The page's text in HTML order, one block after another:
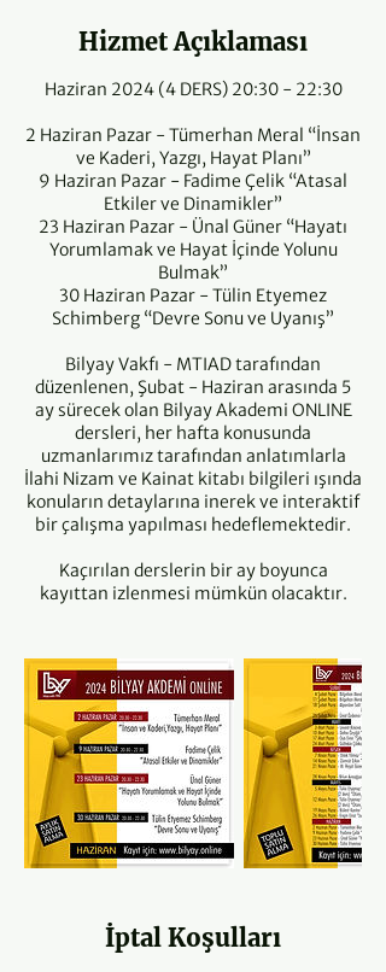
d
i
Hizmet Açıklaması
Haziran 2024 (4 DERS) 20:30 - 22:30
2 Haziran Pazar - Tümerhan Meral “İnsan
ve Kaderi, Yazgı, Hayat Planı”
9 Haziran Pazar - Fadime Çelik “Atasal
Etkiler ve Dinamikler”
23 Haziran Pazar - Ünal Güner “Hayatı
Yorumlamak ve Hayat İçinde Yolunu
Bulmak”
30 Haziran Pazar - Tülin Etyemez
Schimberg “Devre Sonu ve Uyanış”
Bilyay Vakfı - MTIAD tarafından
düzenlenen, Şubat - Haziran arasında 5
ay sürecek olan Bilyay Akademi ONLINE
dersleri, her hafta konusunda
uzmanlarımız tarafından anlatımlarla
İlahi Nizam ve Kainat kitabı bilgileri ışında
konuların detaylarına inerek ve interaktif
bir çalışma yapılması hedeflemektedir.
Kaçırılan derslerin bir ay boyunca
kayıttan izlenmesi mümkün olacaktır.
İptal Koşulları